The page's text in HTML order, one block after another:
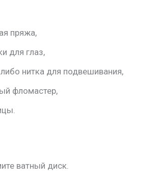
пряжа,
для глаз,
нитка для подвешивания,
фломастер,
ватный диск.